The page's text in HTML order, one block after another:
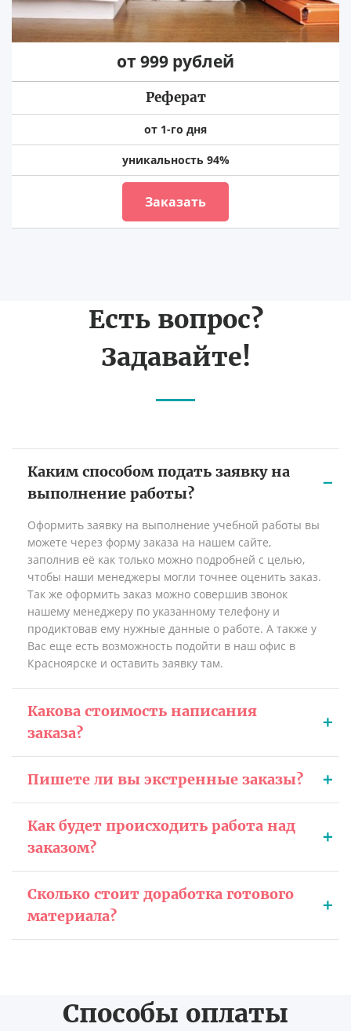
от 999 рублей
Реферат
от 1-го дня
уникальность 94%
Заказать
Есть вопрос?
Задавайте!
Каким способом подать заявку на
выполнение работы?
Оформить заявку на выполнение учебной работы вы
можете через форму заказа на нашем сайте,
заполнив её как только можно подробней с целью,
чтобы наши менеджеры могли точнее оценить заказ.
Так же оформить заказ можно совершив звонок
нашему менеджеру по указанному телефону и
продиктовав ему нужные данные о работе. А также у
Вас еще есть возможность подойти в наш офис в
Красноярске и оставить заявку там.
Какова стоимость написания
заказа?
Пишете ли вы экстренные заказы?
Как будет происходить работа над
заказом?
Сколько стоит доработка готового
материала?
Способы оплаты